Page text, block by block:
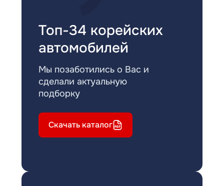
Топ-34 корейских
автомобилей
Мы позаботились о Вас и
сделали актуальную
подборку
Скачать каталог